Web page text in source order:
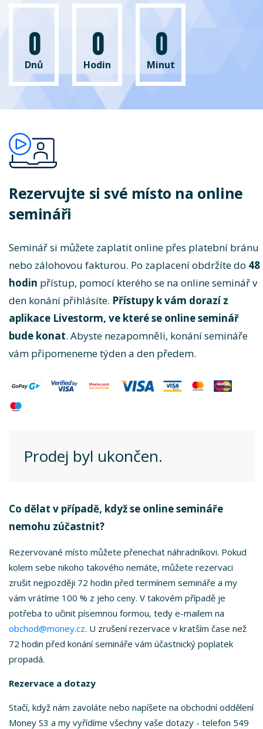
0
Dnů
0
Hodin
0
Minut
Rezervujte si své místo na online
semináři
Seminář si můžete zaplatit online přes platební bránu
nebo zálohovou fakturou. Po zaplacení obdržíte do 48
hodin přístup, pomocí kterého se na online seminář v
den konání přihlásíte. Přístupy k vám dorazí z
aplikace Livestorm, ve které se online seminář
bude konat. Abyste nezapomněli, konání semináře
vám připomeneme týden a den předem.
Prodej byl ukončen.
Co dělat v případě, když se online semináře
nemohu zúčastnit?
Rezervované místo můžete přenechat náhradníkovi. Pokud
kolem sebe nikoho takového nemáte, můžete rezervaci
zrušit nejpozději 72 hodin před termínem semináře a my
vám vrátíme 100 % z jeho ceny. V takovém případě je
potřeba to učinit písemnou formou, tedy e-mailem na
obchod@money.cz. U zrušení rezervace v kratším čase než
72 hodin před konání semináře vám účastnický poplatek
propadá.
Rezervace a dotazy
Stačí, když nám zavoláte nebo napíšete na obchodní oddělení
Money S3 a my vyřídíme všechny vaše dotazy - telefon 549